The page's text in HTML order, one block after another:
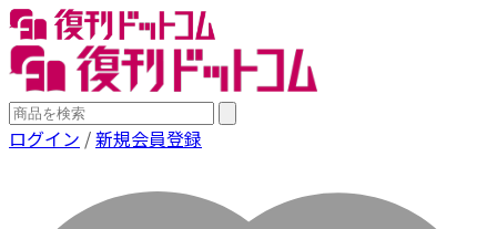
ログイン /新規会員登録